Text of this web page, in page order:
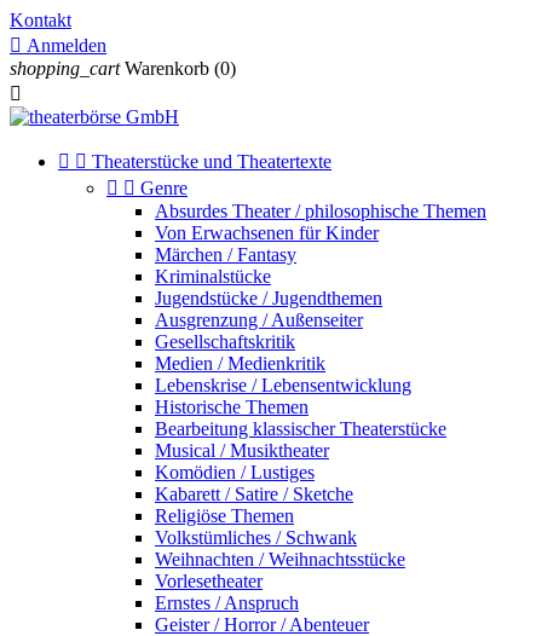
Kontakt
 Anmelden
shopping_cart Warenkorb (0)

  Theaterstücke und Theatertexte
  Genre
Absurdes Theater / philosophische Themen
Von Erwachsenen für Kinder
Märchen / Fantasy
Kriminalstücke
Jugendstücke / Jugendthemen
Ausgrenzung / Außenseiter
Gesellschaftskritik
Medien / Medienkritik
Lebenskrise / Lebensentwicklung
Historische Themen
Bearbeitung klassischer Theaterstücke
Musical / Musiktheater
Komödien / Lustiges
Kabarett / Satire / Sketche
Religiöse Themen
Volkstümliches / Schwank
Weihnachten / Weihnachtsstücke
Vorlesetheater
Ernstes / Anspruch
Geister / Horror / Abenteuer